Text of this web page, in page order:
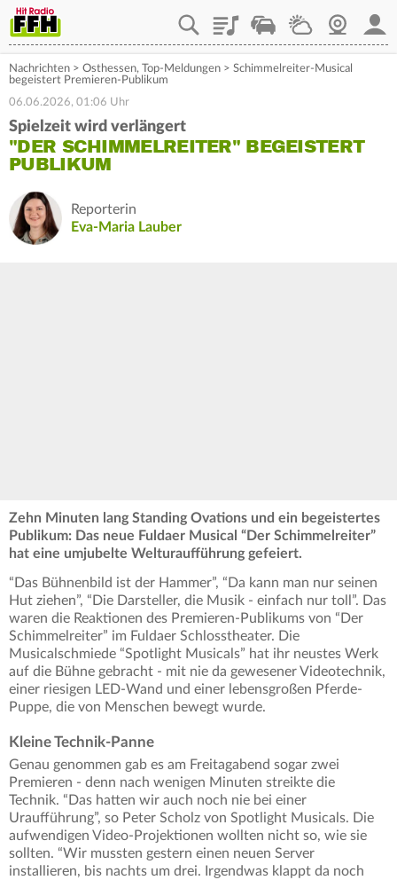
PlaylistStaupilotWetterWebcam
Nachrichten > Osthessen, Top-Meldungen > Schimmelreiter-Musical
begeistert Premieren-Publikum
06.06.2026, 01:06 Uhr
Spielzeit wird verlängert
"DER SCHIMMELREITER" BEGEISTERT
PUBLIKUM
Reporterin
Eva-Maria Lauber
Zehn Minuten lang Standing Ovations und ein begeistertes
Publikum: Das neue Fuldaer Musical “Der Schimmelreiter”
hat eine umjubelte Welturaufführung gefeiert.
“Das Bühnenbild ist der Hammer”, “Da kann man nur seinen
Hut ziehen”, “Die Darsteller, die Musik - einfach nur toll”. Das
waren die Reaktionen des Premieren-Publikums von “Der
Schimmelreiter” im Fuldaer Schlosstheater. Die
Musicalschmiede “Spotlight Musicals” hat ihr neustes Werk
auf die Bühne gebracht - mit nie da gewesener Videotechnik,
einer riesigen LED-Wand und einer lebensgroßen Pferde-
Puppe, die von Menschen bewegt wurde.
Kleine Technik-Panne
Genau genommen gab es am Freitagabend sogar zwei
Premieren - denn nach wenigen Minuten streikte die
Technik. “Das hatten wir auch noch nie bei einer
Uraufführung”, so Peter Scholz von Spotlight Musicals. Die
aufwendigen Video-Projektionen wollten nicht so, wie sie
sollten. “Wir mussten gestern einen neuen Server
installieren, bis nachts um drei. Irgendwas klappt da noch